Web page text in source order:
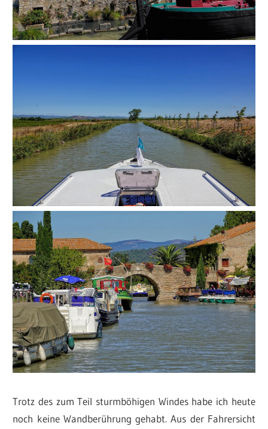
Trotz des zum Teil sturmböhigen Windes habe ich heute
noch keine Wandberührung gehabt. Aus der Fahrersicht